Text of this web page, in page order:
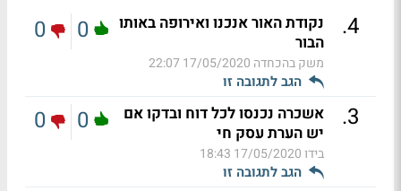
4
.
נקודת האור אנכנו ואירופה באותו
הבור
משק בהכחדה 17/05/2020 22:07
הגב לתגובה זו
0
0
3
.
אשכרה נכנסו לכל דוח ובדקו אם
יש הערת עסק חי
בידו17/05/2020 18:43
הגב לתגובה זו
0
0